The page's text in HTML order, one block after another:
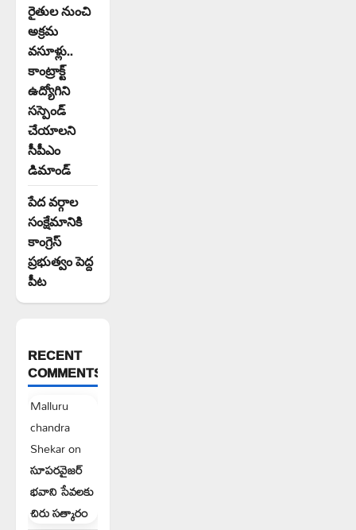
రైతుల నుంచి
అక్రమ
వసూళ్లు..
కాంట్రాక్ట్
ఉద్యోగిని
సస్పెండ్
చేయాలని
సీపీఎం
డిమాండ్
పేద వర్గాల
సంక్షేమానికి
కాంగ్రెస్
ప్రభుత్వం పెద్ద
పీట
RECENT
COMMENTS
Malluru
chandra
Shekaron
సూపరవైజర్
భవాని సేవలకు
చిరు సత్కారం